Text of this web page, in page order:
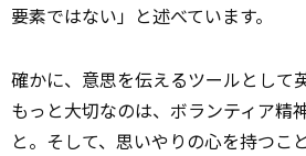
要素ではない」と述べています。
確かに、意思を伝えるツールとして
もっと大切なのは、ボランティア精
と。そして、思いやりの心を持つこと